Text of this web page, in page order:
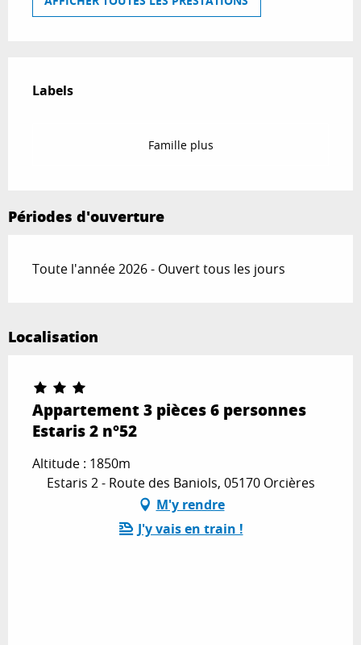
Labels
Labels
Famille plus
Périodes d'ouverture
Toute l'année 2026 - Ouvert tous les jours
Localisation
Appartement 3 pièces 6 personnes
Estaris 2 n°52
Altitude : 1850m
Estaris 2 - Route des Baniols, 05170 Orcières
M'y rendre
J'y vais en train !